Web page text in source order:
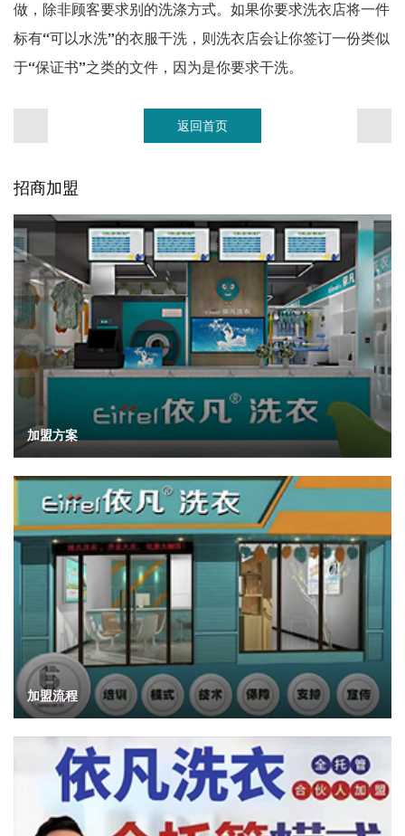
做，除非顾客要求别的洗涤方式。如果你要求洗衣店将一件
标有“可以水洗”的衣服干洗，则洗衣店会让你签订一份类似
于“保证书”之类的文件，因为是你要求干洗。
返回首页
招商加盟
加盟方案
加盟流程